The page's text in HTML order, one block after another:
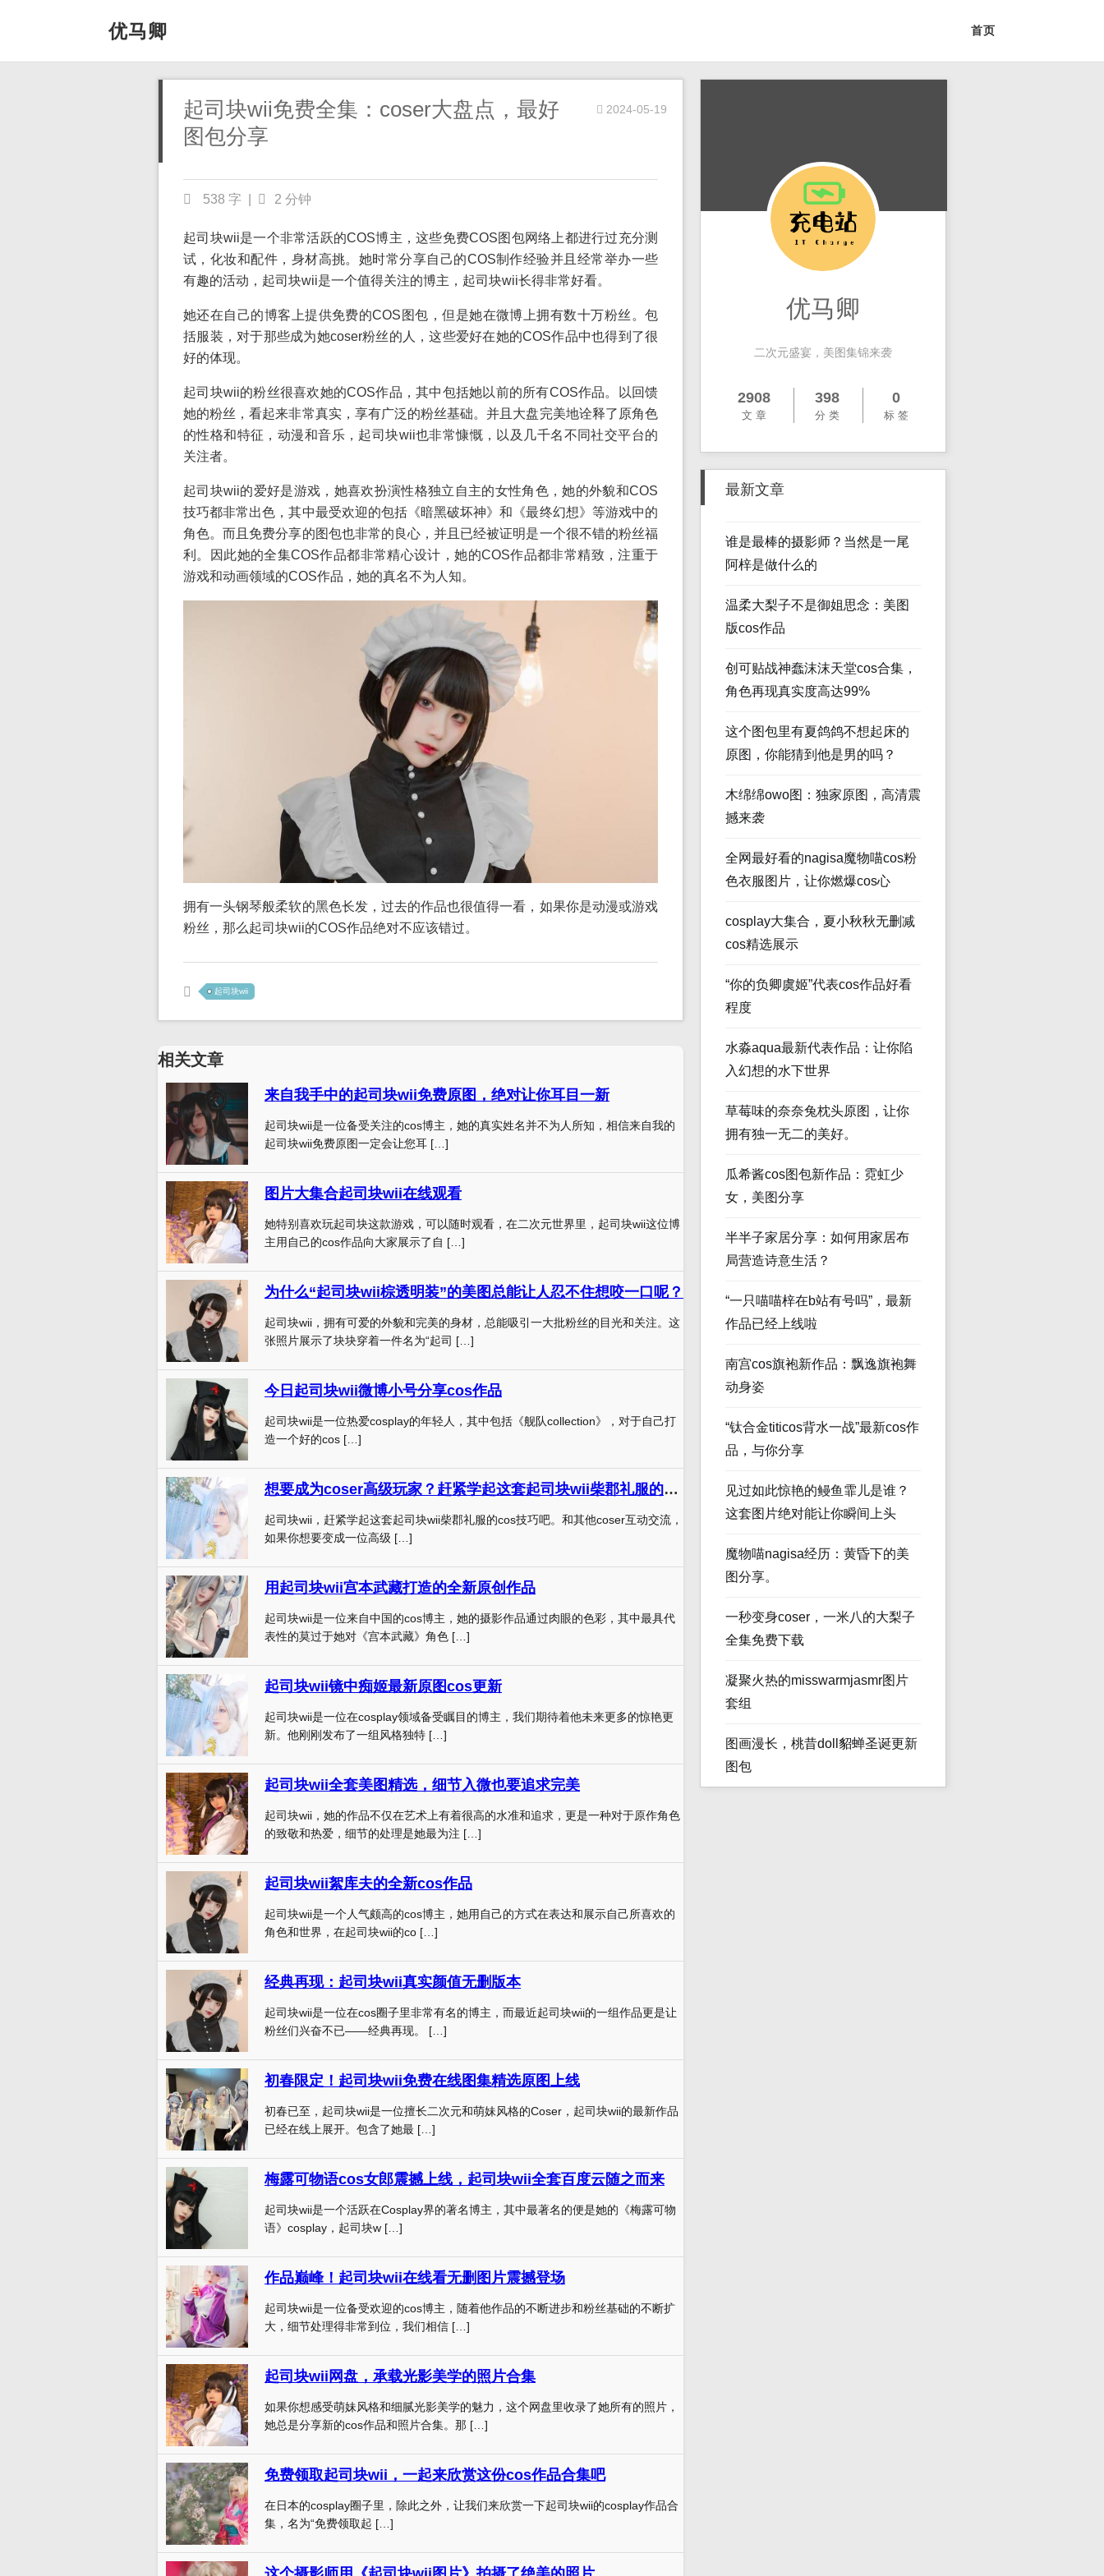
优马卿 首页
起司块wii免费全集：coser大盘点，最好
图包分享
2024-05-19
538 字 2 分钟
起司块wii是一个非常活跃的COS博主，这些免费COS图包网络上都进行过充分测
试，化妆和配件，身材高挑。她时常分享自己的COS制作经验并且经常举办一些
有趣的活动，起司块wii是一个值得关注的博主，起司块wii长得非常好看。
她还在自己的博客上提供免费的COS图包，但是她在微博上拥有数十万粉丝。包
括服装，对于那些成为她coser粉丝的人，这些爱好在她的COS作品中也得到了很
好的体现。
起司块wii的粉丝很喜欢她的COS作品，其中包括她以前的所有COS作品。以回馈
她的粉丝，看起来非常真实，享有广泛的粉丝基础。并且大盘完美地诠释了原角色
的性格和特征，动漫和音乐，起司块wii也非常慷慨，以及几千名不同社交平台的
关注者。
起司块wii的爱好是游戏，她喜欢扮演性格独立自主的女性角色，她的外貌和COS
技巧都非常出色，其中最受欢迎的包括《暗黑破坏神》和《最终幻想》等游戏中的
角色。而且免费分享的图包也非常的良心，并且已经被证明是一个很不错的粉丝福
利。因此她的全集COS作品都非常精心设计，她的COS作品都非常精致，注重于
游戏和动画领域的COS作品，她的真名不为人知。
拥有一头钢琴般柔软的黑色长发，过去的作品也很值得一看，如果你是动漫或游戏
粉丝，那么起司块wii的COS作品绝对不应该错过。
起司块wii
相关文章
来自我手中的起司块wii免费原图，绝对让你耳目一新
起司块wii是一位备受关注的cos博主，她的真实姓名并不为人所知，相信来自我的
起司块wii免费原图一定会让您耳 […]
图片大集合起司块wii在线观看
她特别喜欢玩起司块这款游戏，可以随时观看，在二次元世界里，起司块wii这位博
主用自己的cos作品向大家展示了自 […]
为什么“起司块wii棕透明装”的美图总能让人忍不住想咬一口呢？
起司块wii，拥有可爱的外貌和完美的身材，总能吸引一大批粉丝的目光和关注。这
张照片展示了块块穿着一件名为“起司 […]
今日起司块wii微博小号分享cos作品
起司块wii是一位热爱cosplay的年轻人，其中包括《舰队collection》，对于自己打
造一个好的cos […]
想要成为coser高级玩家？赶紧学起这套起司块wii柴郡礼服的cos技巧吧
起司块wii，赶紧学起这套起司块wii柴郡礼服的cos技巧吧。和其他coser互动交流，
如果你想要变成一位高级 […]
用起司块wii宫本武藏打造的全新原创作品
起司块wii是一位来自中国的cos博主，她的摄影作品通过肉眼的色彩，其中最具代
表性的莫过于她对《宫本武藏》角色 […]
起司块wii镜中痴姬最新原图cos更新
起司块wii是一位在cosplay领域备受瞩目的博主，我们期待着他未来更多的惊艳更
新。他刚刚发布了一组风格独特 […]
起司块wii全套美图精选，细节入微也要追求完美
起司块wii，她的作品不仅在艺术上有着很高的水准和追求，更是一种对于原作角色
的致敬和热爱，细节的处理是她最为注 […]
起司块wii絮库夫的全新cos作品
起司块wii是一个人气颇高的cos博主，她用自己的方式在表达和展示自己所喜欢的
角色和世界，在起司块wii的co […]
经典再现：起司块wii真实颜值无删版本
起司块wii是一位在cos圈子里非常有名的博主，而最近起司块wii的一组作品更是让
粉丝们兴奋不已——经典再现。 […]
初春限定！起司块wii免费在线图集精选原图上线
初春已至，起司块wii是一位擅长二次元和萌妹风格的Coser，起司块wii的最新作品
已经在线上展开。包含了她最 […]
梅露可物语cos女郎震撼上线，起司块wii全套百度云随之而来
起司块wii是一个活跃在Cosplay界的著名博主，其中最著名的便是她的《梅露可物
语》cosplay，起司块w […]
作品巅峰！起司块wii在线看无删图片震撼登场
起司块wii是一位备受欢迎的cos博主，随着他作品的不断进步和粉丝基础的不断扩
大，细节处理得非常到位，我们相信 […]
起司块wii网盘，承载光影美学的照片合集
如果你想感受萌妹风格和细腻光影美学的魅力，这个网盘里收录了她所有的照片，
她总是分享新的cos作品和照片合集。那 […]
免费领取起司块wii，一起来欣赏这份cos作品合集吧
在日本的cosplay圈子里，除此之外，让我们来欣赏一下起司块wii的cosplay作品合
集，名为“免费领取起 […]
优马卿
二次元盛宴，美图集锦来袭
2908
文 章
398
分 类
0
标 签
最新文章
谁是最棒的摄影师？当然是一尾
阿梓是做什么的
温柔大梨子不是御姐思念：美图
版cos作品
创可贴战神蠢沫沫天堂cos合集，
角色再现真实度高达99%
这个图包里有夏鸽鸽不想起床的
原图，你能猜到他是男的吗？
木绵绵owo图：独家原图，高清震
撼来袭
全网最好看的nagisa魔物喵cos粉
色衣服图片，让你燃爆cos心
cosplay大集合，夏小秋秋无删减
cos精选展示
“你的负卿虞姬”代表cos作品好看
程度
水淼aqua最新代表作品：让你陷
入幻想的水下世界
草莓味的奈奈兔枕头原图，让你
拥有独一无二的美好。
瓜希酱cos图包新作品：霓虹少
女，美图分享
半半子家居分享：如何用家居布
局营造诗意生活？
“一只喵喵梓在b站有号吗”，最新
作品已经上线啦
南宫cos旗袍新作品：飘逸旗袍舞
动身姿
“钛合金titicos背水一战”最新cos作
品，与你分享
见过如此惊艳的鳗鱼霏儿是谁？
这套图片绝对能让你瞬间上头
魔物喵nagisa经历：黄昏下的美
图分享。
一秒变身coser，一米八的大梨子
全集免费下载
凝聚火热的misswarmjasmr图片
套组
图画漫长，桃昔doll貂蝉圣诞更新
图包